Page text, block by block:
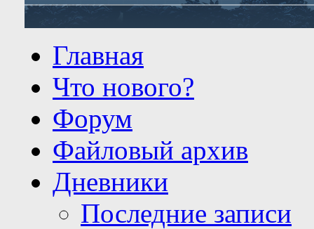
Главная
Что нового?
Форум
Файловый архив
Дневники
Последние записи